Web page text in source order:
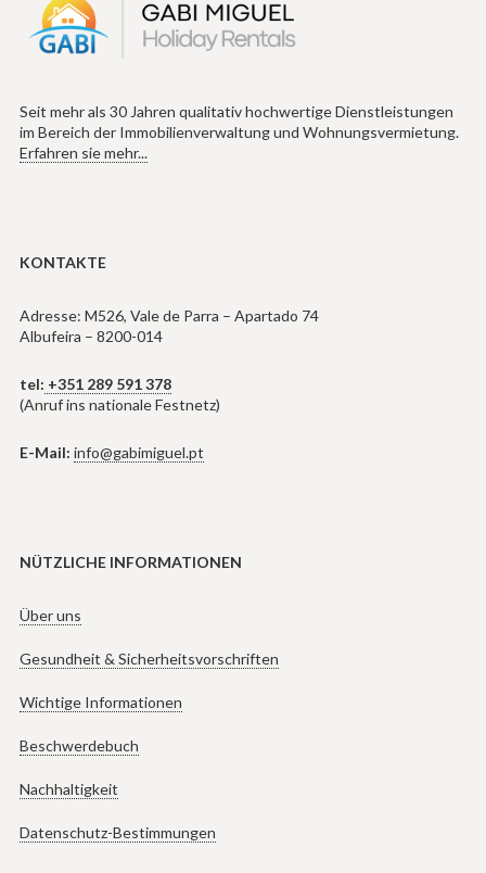
Seit mehr als 30 Jahren qualitativ hochwertige Dienstleistungen
im Bereich der Immobilienverwaltung und Wohnungsvermietung.
Erfahren sie mehr...
KONTAKTE
Adresse: M526, Vale de Parra – Apartado 74
Albufeira – 8200-014
tel: +351 289 591 378
(Anruf ins nationale Festnetz)
E-Mail: info@gabimiguel.pt
NÜTZLICHE INFORMATIONEN
Über uns
Gesundheit & Sicherheitsvorschriften
Wichtige Informationen
Beschwerdebuch
Nachhaltigkeit
Datenschutz-Bestimmungen